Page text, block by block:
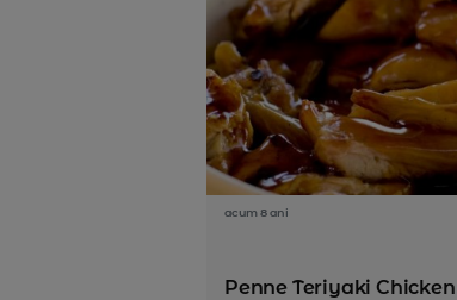
acum 8 ani
Penne Teriyaki Chicken